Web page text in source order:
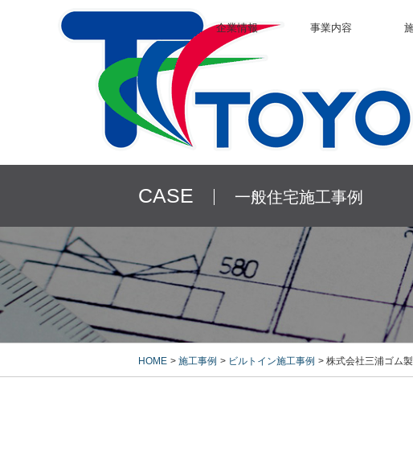
企業情報 事業内容
CASE 一般住宅施工事例
HOME 施工事例 ビルトイン施工事例 株式会社三浦ゴム